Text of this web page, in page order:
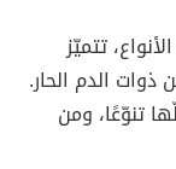
تتميّز
الدم الحار.
تنوّعًا، ومن